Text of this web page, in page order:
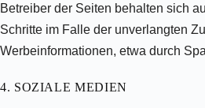
Betreiber der Seiten behalten sich
Schritte im Falle der unverlangten
Werbeinformationen, etwa durch
4. SOZIALE MEDIEN